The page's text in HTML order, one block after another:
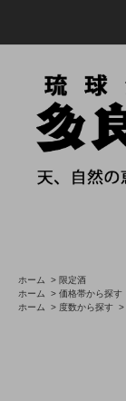
ホーム > 限定酒
ホーム
> 価格帯から探す
ホーム
> 度数から探す >